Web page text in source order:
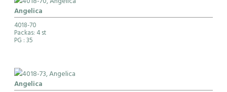
Angelica
4018-70
Packas: 4 st
PG : 35
Angelica